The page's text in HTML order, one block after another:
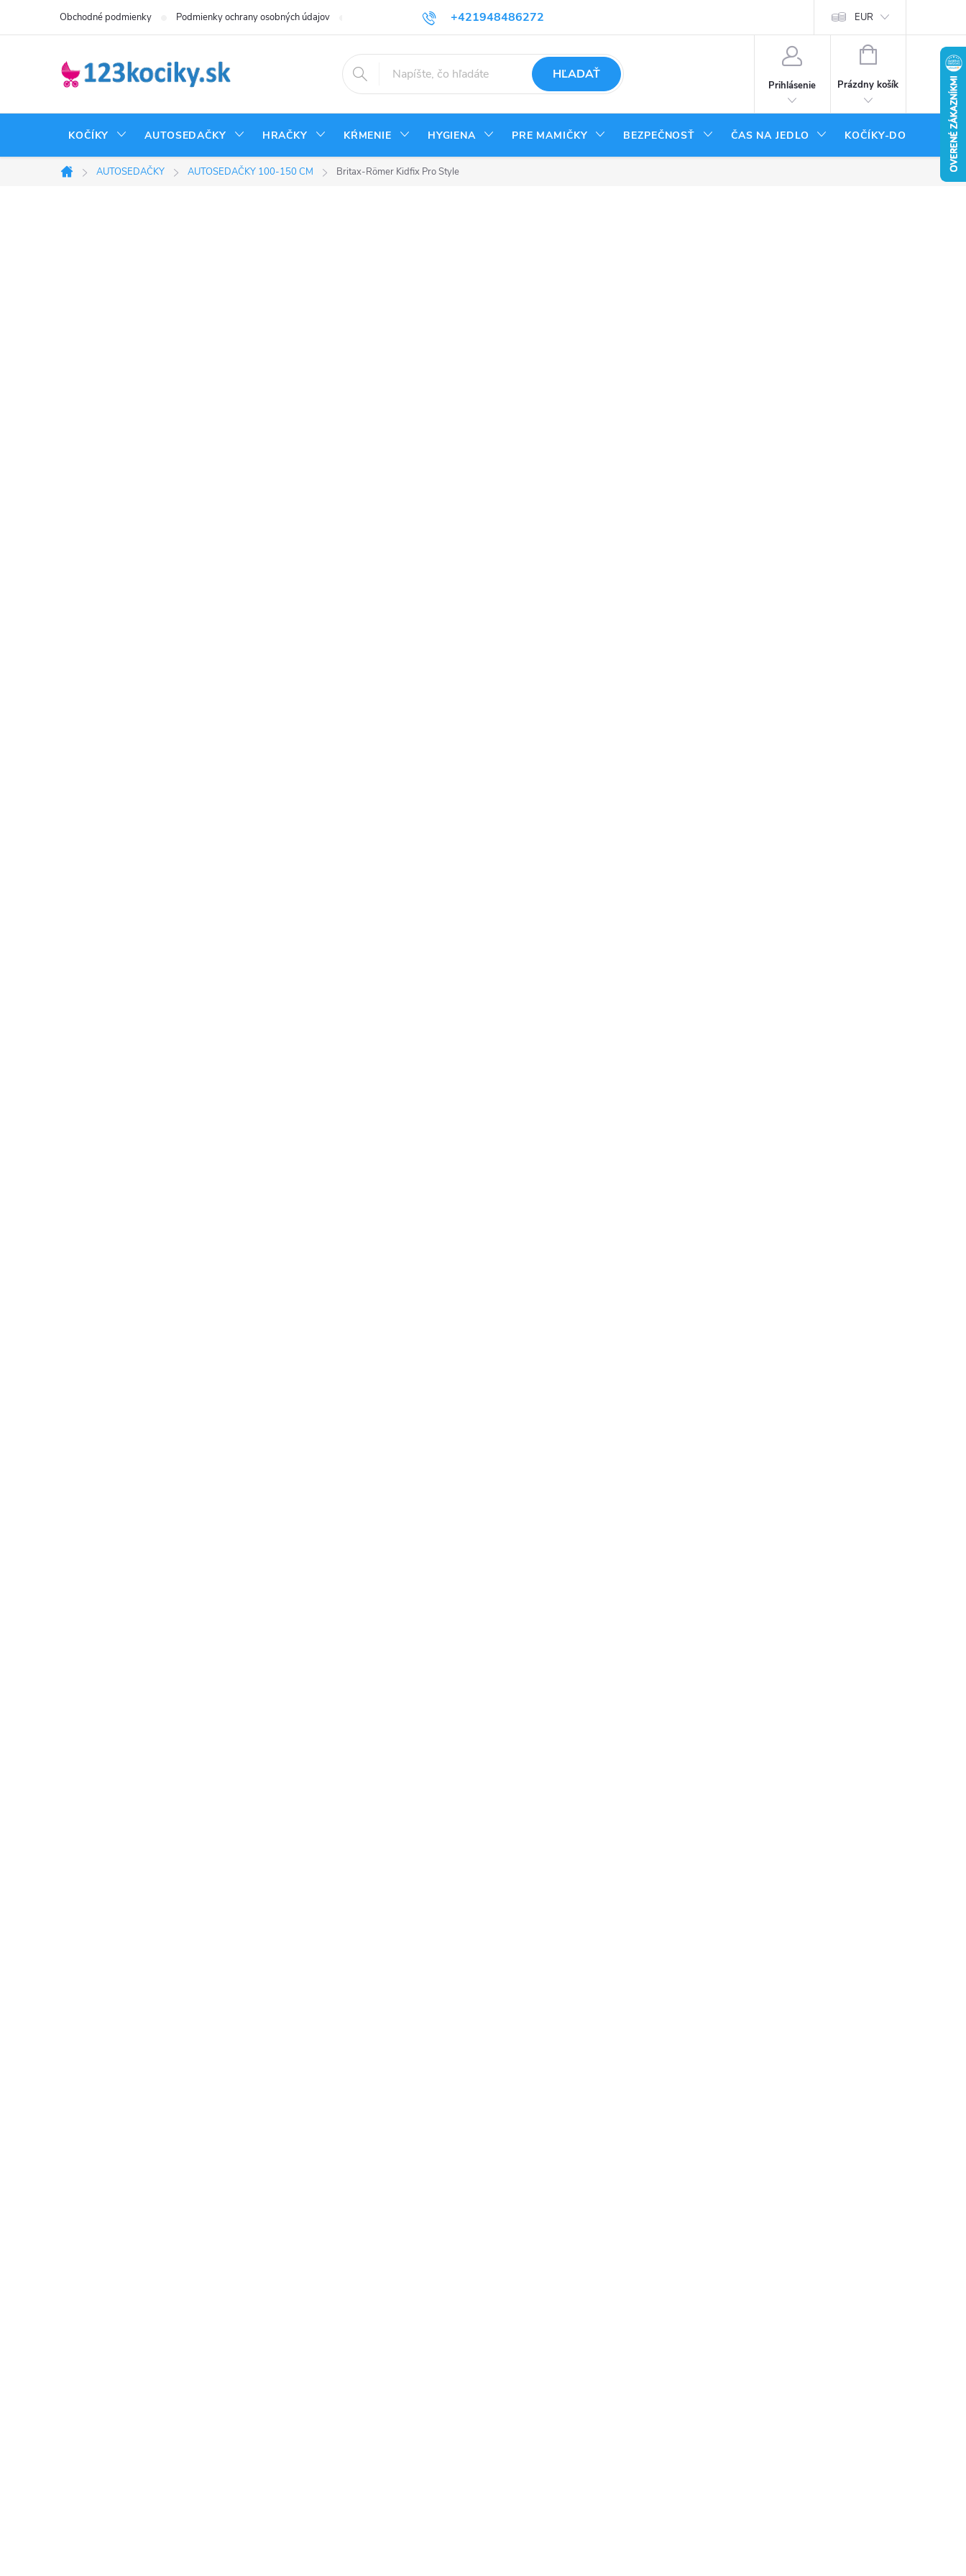
+421948486272
Obchodné podmienky Podmienky ochrany osobných údajov Reklamačný poriadok Kontakty Odstúpenie od zmluvy - vrátenie tovaru EUR
HĽADAŤ
Prihlásenie
NÁKUPNÝ
Prázdny košík
KOČÍKY AUTOSEDAČKY HRAČKY KŔMENIE HYGIENA PRE MAMIČKY BEZPEČNOSŤ ČAS NA JEDLO KOČÍKY-DOPLNKY
Domov
AUTOSEDAČKY AUTOSEDAČKY 100-150 CM Britax-Römer Kidfix Pro Style